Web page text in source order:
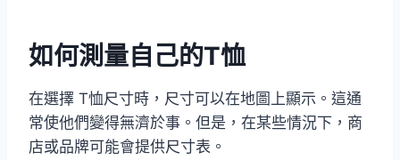
如何測量自己的T恤
在選擇 T恤尺寸時，尺寸可以在地圖上顯示。這通
常使他們變得無濟於事。但是，在某些情況下，商
店或品牌可能會提供尺寸表。